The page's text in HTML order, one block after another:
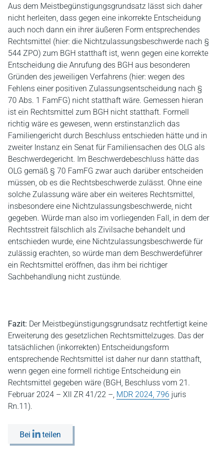
Aus dem Meistbegünstigungsgrundsatz lässt sich daher
nicht herleiten, dass gegen eine inkorrekte Entscheidung
auch noch dann ein ihrer äußeren Form entsprechendes
Rechtsmittel (hier: die Nichtzulassungsbeschwerde nach §
544 ZPO) zum BGH statthaft ist, wenn gegen eine korrekte
Entscheidung die Anrufung des BGH aus besonderen
Gründen des jeweiligen Verfahrens (hier: wegen des
Fehlens einer positiven Zulassungsentscheidung nach §
70 Abs. 1 FamFG) nicht statthaft wäre. Gemessen hieran
ist ein Rechtsmittel zum BGH nicht statthaft. Formell
richtig wäre es gewesen, wenn erstinstanzlich das
Familiengericht durch Beschluss entschieden hätte und in
zweiter Instanz ein Senat für Familiensachen des OLG als
Beschwerdegericht. Im Beschwerdebeschluss hätte das
OLG gemäß § 70 FamFG zwar auch darüber entscheiden
müssen, ob es die Rechtsbeschwerde zulässt. Ohne eine
solche Zulassung wäre aber ein weiteres Rechtsmittel,
insbesondere eine Nichtzulassungsbeschwerde, nicht
gegeben. Würde man also im vorliegenden Fall, in dem der
Rechtsstreit fälschlich als Zivilsache behandelt und
entschieden wurde, eine Nichtzulassungsbeschwerde für
zulässig erachten, so würde man dem Beschwerdeführer
ein Rechtsmittel eröffnen, das ihm bei richtiger
Sachbehandlung nicht zustünde.
Fazit: Der Meistbegünstigungsgrundsatz rechtfertigt keine
Erweiterung des gesetzlichen Rechtsmittelzuges. Das der
tatsächlichen (inkorrekten) Entscheidungsform
entsprechende Rechtsmittel ist daher nur dann statthaft,
wenn gegen eine formell richtige Entscheidung ein
Rechtsmittel gegeben wäre (BGH, Beschluss vom 21.
Februar 2024 – XII ZR 41/22 –, MDR 2024, 796 juris
Rn.11).
Bei teilen